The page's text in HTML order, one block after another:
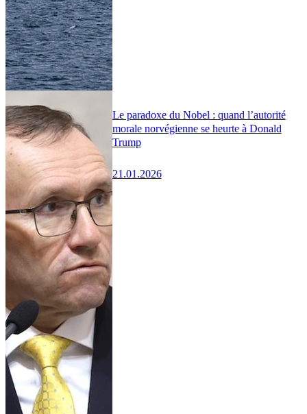
Le paradoxe du Nobel : quand l’autorité
morale norvégienne se heurte à Donald
Trump
21.01.2026